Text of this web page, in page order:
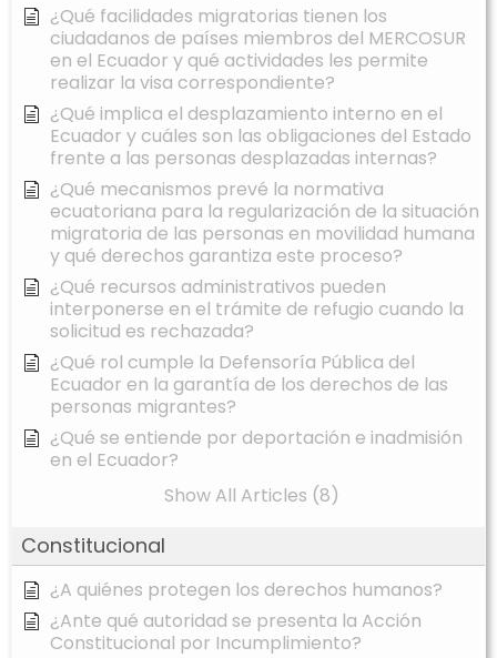
¿Qué facilidades migratorias tienen los
ciudadanos de países miembros del MERCOSUR
en el Ecuador y qué actividades les permite
realizar la visa correspondiente?
¿Qué implica el desplazamiento interno en el
Ecuador y cuáles son las obligaciones del Estado
frente a las personas desplazadas internas?
¿Qué mecanismos prevé la normativa
ecuatoriana para la regularización de la situación
migratoria de las personas en movilidad humana
y qué derechos garantiza este proceso?
¿Qué recursos administrativos pueden
interponerse en el trámite de refugio cuando la
solicitud es rechazada?
¿Qué rol cumple la Defensoría Pública del
Ecuador en la garantía de los derechos de las
personas migrantes?
¿Qué se entiende por deportación e inadmisión
en el Ecuador?
Show All Articles (8)
Constitucional
¿A quiénes protegen los derechos humanos?
¿Ante qué autoridad se presenta la Acción
Constitucional por Incumplimiento?